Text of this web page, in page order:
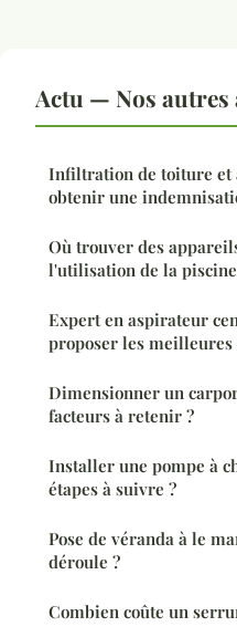
Actu — Nos autres
Infiltration de toiture et
obtenir une
Où trouver des
l'utilisation de la
Expert en aspirateur
proposer les
Dimensionner un
facteurs à retenir ?
Installer une pompe à
étapes à suivre ?
Pose de véranda à le
déroule ?
Combien coûte un